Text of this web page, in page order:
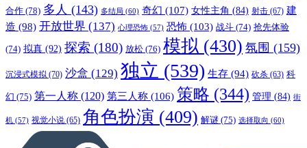
合作 (78) 多人 (143) 多结局 (60) 奇幻 (107) 女性主角 (84) 射击 (67) 建
造 (98) 开放世界 (137) 心理恐怖 (57) 恐怖 (103) 战斗 (74) 抢先体验
(74) 拟真 (92) 探索 (180) 放松 (76) 模拟 (430) 氛围 (159)
沉浸式模拟 (70) 沙盒 (129) 独立 (539) 生存 (94) 砍杀 (63) 科
幻 (75) 第一人称 (120) 第三人称 (106) 策略 (344) 管理 (84) 街
机 (57) 视觉小说 (65) 角色扮演 (409) 解谜 (75) 选择取向 (60)